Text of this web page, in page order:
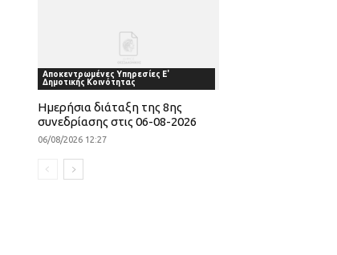
Αποκεντρωμένες Υπηρεσίες Ε'
Δημοτικής Κοινότητας
Ημερήσια διάταξη της 8ης
συνεδρίασης στις 06-08-2026
06/08/2026 12:27